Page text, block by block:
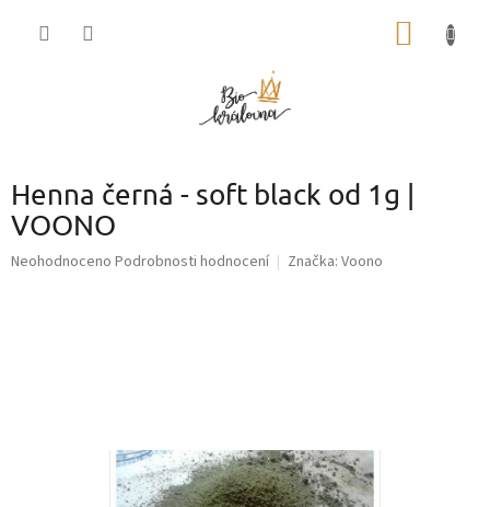
Henna černá - soft black od 1g |
VOONO
Průměrné
Neohodnoceno Podrobnosti hodnocení Značka: Voono